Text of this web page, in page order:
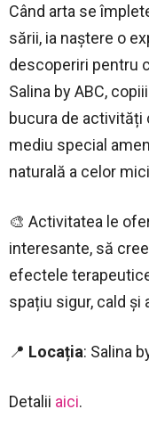
Când arta se
sării, ia naștere o
descoperiri pentru
Salina by ABC,
bucura de activități
mediu special
naturală a celor
🎨 Activitatea le
interesante, să
efectele
spațiu sigur, cald și
📍 Locația: Salina
Detalii aici.